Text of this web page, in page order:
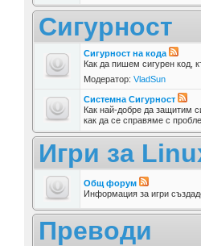
Сигурност
Сигурност на кода
Как да пишем сигурен код,
Модератор:VladSun
Системна Сигурност
Как най-добре да защитим
как да се справяме с
Игри за
Общ форум
Информация за игри
Преводи